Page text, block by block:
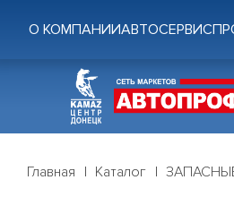
О КОМПАНИИАВТОСЕРВИС
Главная Каталог